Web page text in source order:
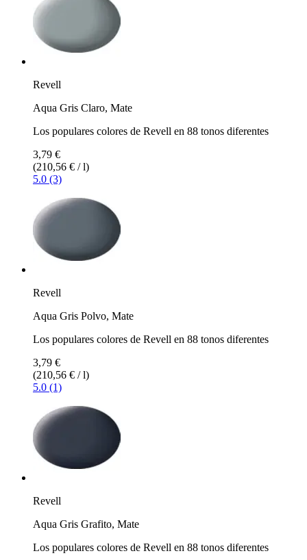
Revell
Aqua Gris Claro, Mate
Los populares colores de Revell en 88 tonos diferentes
3,79 €
(210,56 € / l)
5.0 (3)
Revell
Aqua Gris Polvo, Mate
Los populares colores de Revell en 88 tonos diferentes
3,79 €
(210,56 € / l)
5.0 (1)
Revell
Aqua Gris Grafito, Mate
Los populares colores de Revell en 88 tonos diferentes